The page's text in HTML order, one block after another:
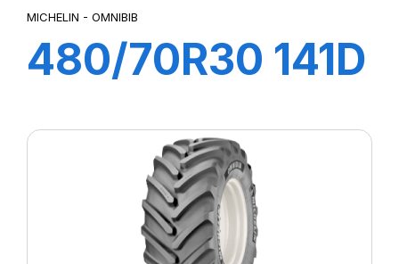
MICHELIN - OMNIBIB
480/70R30 141D